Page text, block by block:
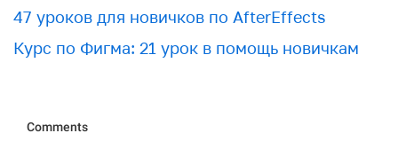
47 уроков для новичков по AfterEffects
Курс по Фигма: 21 урок в помощь новичкам